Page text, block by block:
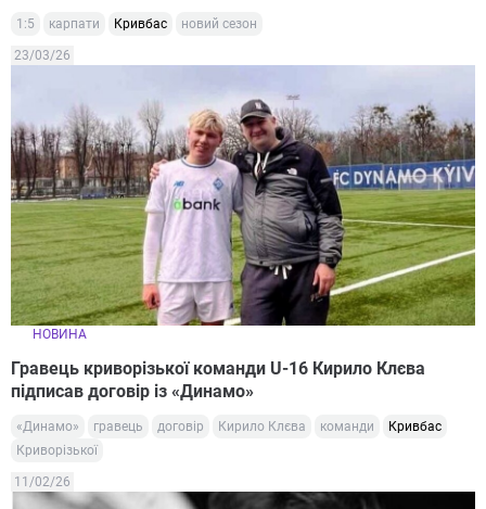
1:5 карпати Кривбас новий сезон
23/03/26
НОВИНА
Гравець криворізької команди U-16 Кирило Клєва
підписав договір із «Динамо»
«Динамо» гравець договір Кирило Клєва команди
Кривбас
Криворізької
11/02/26